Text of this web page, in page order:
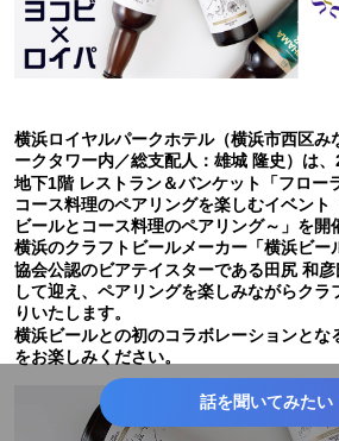
横浜ロイヤルパークホテル（横浜市西区み
ークタワー内／総支配人：雄城 隆史）は
地下1階 レストラン＆バンケット「フロー
コース料理のペアリングを楽しむイベント
ビールとコース料理のペアリング～」を開
横浜のクラフトビールメーカー「横浜ビー
協会公認のビアテイスターである田尻 和
して迎え、ペアリングを楽しみながらク
りいたします。
横浜ビールとの初のコラボレーションとな
をお楽しみください。
話を聞いてみたい